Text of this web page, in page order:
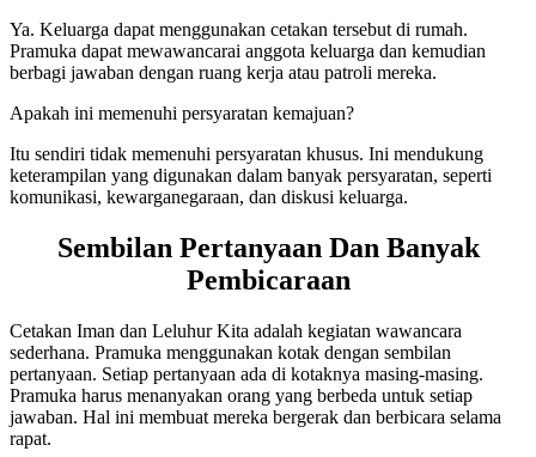
Ya. Keluarga dapat menggunakan cetakan tersebut di rumah.
Pramuka dapat mewawancarai anggota keluarga dan kemudian
berbagi jawaban dengan ruang kerja atau patroli mereka.
Apakah ini memenuhi persyaratan kemajuan?
Itu sendiri tidak memenuhi persyaratan khusus. Ini mendukung
keterampilan yang digunakan dalam banyak persyaratan, seperti
komunikasi, kewarganegaraan, dan diskusi keluarga.
Sembilan Pertanyaan Dan Banyak
Pembicaraan
Cetakan Iman dan Leluhur Kita adalah kegiatan wawancara
sederhana. Pramuka menggunakan kotak dengan sembilan
pertanyaan. Setiap pertanyaan ada di kotaknya masing-masing.
Pramuka harus menanyakan orang yang berbeda untuk setiap
jawaban. Hal ini membuat mereka bergerak dan berbicara selama
rapat.